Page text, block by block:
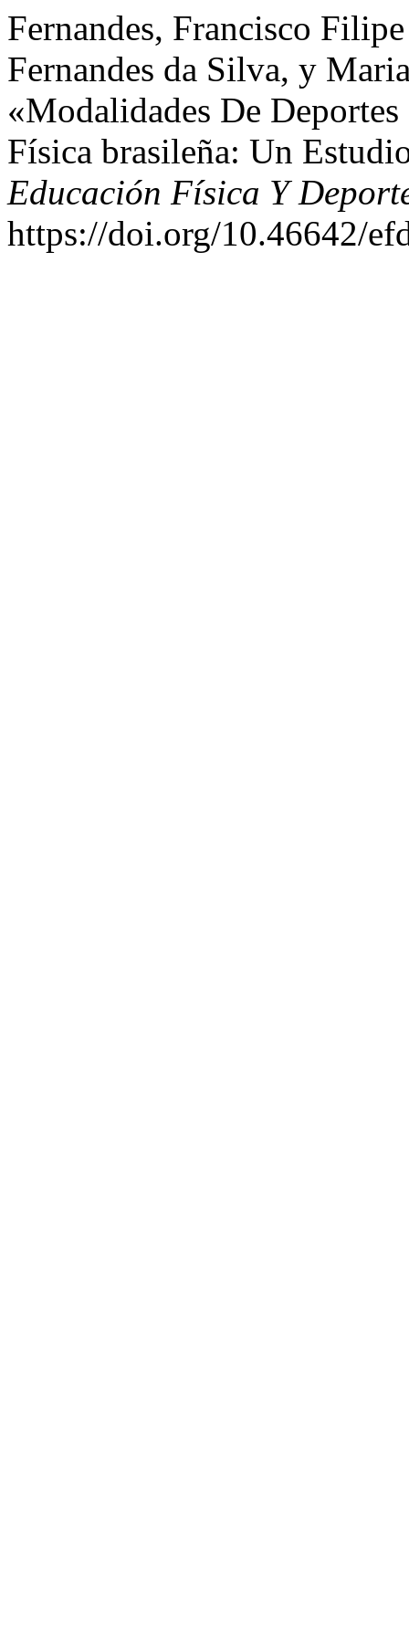
Fernandes, Francisco
Fernandes da Silva, y
«Modalidades De
Física brasileña: Un
Educación Física Y
https://doi.org/10.46642/